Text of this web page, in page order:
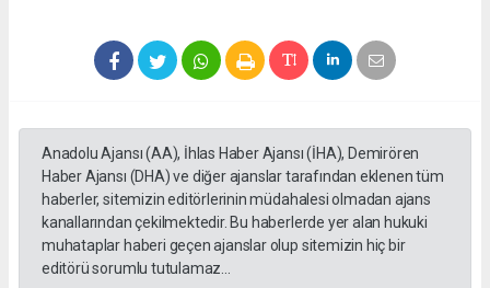
Anadolu Ajansı (AA), İhlas Haber Ajansı (İHA), Demirören
Haber Ajansı (DHA) ve diğer ajanslar tarafından eklenen tüm
haberler, sitemizin editörlerinin müdahalesi olmadan ajans
kanallarından çekilmektedir. Bu haberlerde yer alan hukuki
muhataplar haberi geçen ajanslar olup sitemizin hiç bir
editörü sorumlu tutulamaz...